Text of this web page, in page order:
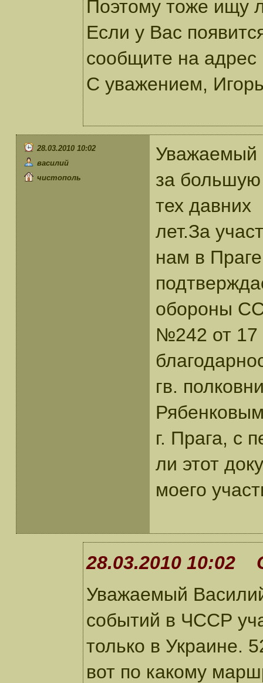
Поэтому тоже ищу
Если у Вас
сообщите на адрес
С уважением,
28.03.2010 10:02
василий
чистополь
Уважаемый
за
тех давних
лет.За
нам в
обороны
№242 от 17
гв.
г. Прага, с
ли этот
моего
28.03.2010 10:02
Уважаемый
событий в ЧССР
только в Украине.
вот по какому